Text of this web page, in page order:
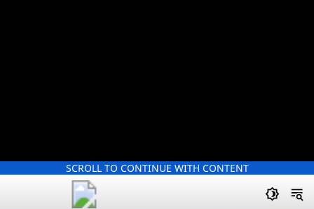
SCROLL TO CONTINUE WITH CONTENT